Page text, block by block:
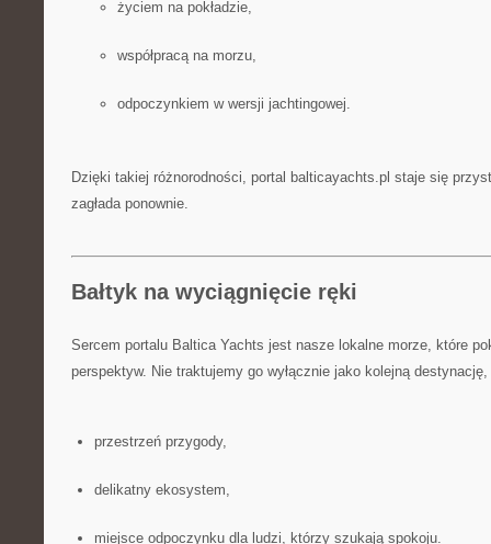
życiem na pokładzie,
współpracą na morzu,
odpoczynkiem w wersji jachtingowej.
Dzięki takiej różnorodności, portal balticayachts.pl staje się
zagłada ponownie.
Bałtyk na wyciągnięcie ręki
Sercem portalu Baltica Yachts jest nasze lokalne morze, które
perspektyw. Nie traktujemy go wyłącznie jako kolejną
przestrzeń przygody,
delikatny ekosystem,
miejsce odpoczynku dla ludzi, którzy szukają spokoju.